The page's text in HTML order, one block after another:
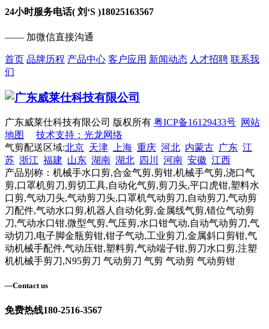
24小时服务电话( 刘‘S )18025163567
—— 加微信直接沟通
首页 品牌历程 产品中心 客户应用 新闻动态 人才招聘 联系我
们
广东威莱仕科技有限公司 版权所有 粤ICP备16129433号 网站
地图
技术支持：光龙网络
气剪配送区域:北京 天津 上海 重庆 河北 内蒙古 广东 江
苏 浙江 福建 山东 湖南 湖北 四川 河南 安徽 江西
产品别称：机械手水口剪,合金气剪,剪钳,机械手气剪,浇口气
剪,口罩机剪刀,剪切工具,自动化气剪,剪刀头,平口虎钳,塑料水
口剪,气动刀头,气动剪刀头,口罩机气动剪刀,自动剪刀,气动剪
刀配件,气动水口剪,机器人自动化剪,金属线气剪,错位气动剪
刀,气动水口钳,微型气剪,气压剪,水口钳气动,自动气动剪刀,气
动切刀,电子脚金瓶剪钳,钳子气动,工业剪刀,金属斜口剪钳,气
动机械手配件,气动压钳,塑料剪,气动端子钳,剪刀水口剪,注塑
机机械手剪刀,N95剪刀 气动剪刀 气剪 气动剪 气动剪钳
—Contact us
免费热线180-2516-3567